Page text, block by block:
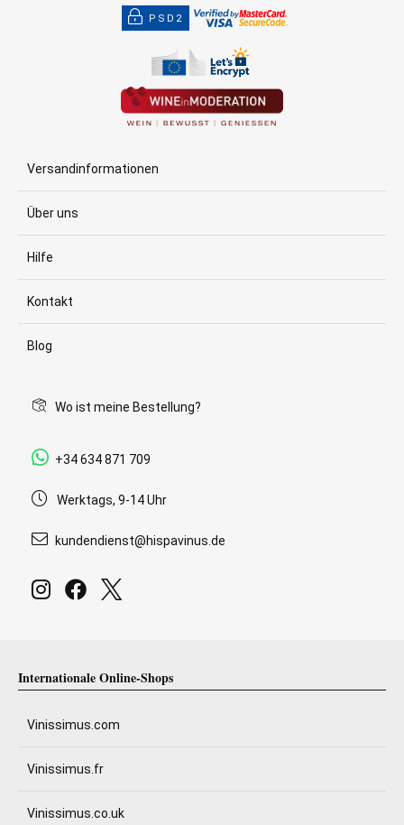
PSD2
Versandinformationen
Über uns
Hilfe
Kontakt
Blog
Wo ist meine Bestellung?
+34 634 871 709
Werktags, 9-14 Uhr
kundendienst@hispavinus.de
Internationale Online-Shops
Vinissimus.com
Vinissimus.fr
Vinissimus.co.uk